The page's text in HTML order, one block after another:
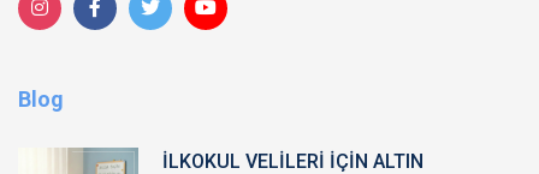
Blog
İLKOKUL VELİLERİ İÇİN ALTIN